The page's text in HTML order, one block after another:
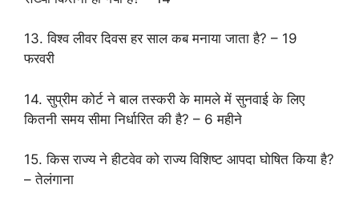
13. विश्व लीवर दिवस हर साल कब मनाया जाता है? – 19
फरवरी
14. सुप्रीम कोर्ट ने बाल तस्करी के मामले में सुनवाई के लिए
कितनी समय सीमा निर्धारित की है? – 6 महीने
15. किस राज्य ने हीटवेव को राज्य विशिष्ट आपदा घोषित किया है?
– तेलंगाना